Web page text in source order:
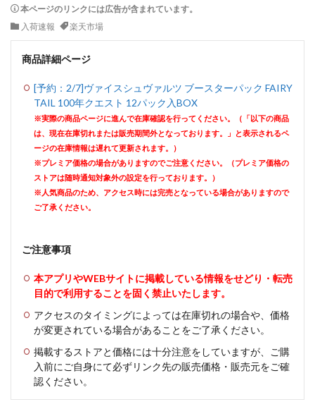
本ページのリンクには広告が含まれています。
入荷速報
楽天市場
商品詳細ページ
[予約：2/7]ヴァイスシュヴァルツ ブースターパック FAIRY
TAIL 100年クエスト 12パック入BOX
※実際の商品ページに進んで在庫確認を行ってください。（「以下の商品
は、現在在庫切れまたは販売期間外となっております。」と表示されるペ
ージの在庫情報は遅れて更新されます。）
※プレミア価格の場合がありますのでご注意ください。（プレミア価格の
ストアは随時通知対象外の設定を行っております。）
※人気商品のため、アクセス時には完売となっている場合がありますので
ご了承ください。
ご注意事項
本アプリやWEBサイトに掲載している情報をせどり・転売
目的で利用することを固く禁止いたします。
アクセスのタイミングによっては在庫切れの場合や、価格
が変更されている場合があることをご了承ください。
掲載するストアと価格には十分注意をしていますが、ご購
入前にご自身にて必ずリンク先の販売価格・販売元をご確
認ください。